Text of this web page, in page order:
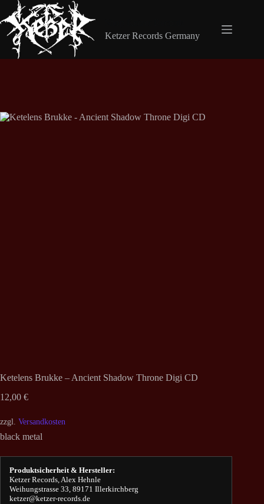
Inhalt
springen
Ketzer Records Germany
Ketelens Brukke – Ancient Shadow Throne Digi CD
12,00 €
zzgl. Versandkosten
black metal
Produktsicherheit & Hersteller:
Ketzer Records, Alex Hehnle
Weihungstrasse 33, 89171 Illerkirchberg
ketzer@ketzer-records.de